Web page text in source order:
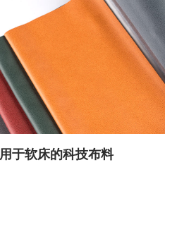
用于软床的科技布料